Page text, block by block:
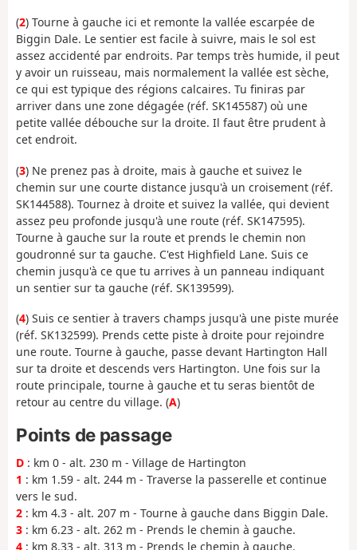
(2) Tourne à gauche ici et remonte la vallée escarpée de
Biggin Dale. Le sentier est facile à suivre, mais le sol est
assez accidenté par endroits. Par temps très humide, il peut
y avoir un ruisseau, mais normalement la vallée est sèche,
ce qui est typique des régions calcaires. Tu finiras par
arriver dans une zone dégagée (réf. SK145587) où une
petite vallée débouche sur la droite. Il faut être prudent à
cet endroit.
(3) Ne prenez pas à droite, mais à gauche et suivez le
chemin sur une courte distance jusqu'à un croisement (réf.
SK144588). Tournez à droite et suivez la vallée, qui devient
assez peu profonde jusqu'à une route (réf. SK147595).
Tourne à gauche sur la route et prends le chemin non
goudronné sur ta gauche. C'est Highfield Lane. Suis ce
chemin jusqu'à ce que tu arrives à un panneau indiquant
un sentier sur ta gauche (réf. SK139599).
(4) Suis ce sentier à travers champs jusqu'à une piste murée
(réf. SK132599). Prends cette piste à droite pour rejoindre
une route. Tourne à gauche, passe devant Hartington Hall
sur ta droite et descends vers Hartington. Une fois sur la
route principale, tourne à gauche et tu seras bientôt de
retour au centre du village. (A)
Points de passage
D : km 0 - alt. 230 m - Village de Hartington
1 : km 1.59 - alt. 244 m - Traverse la passerelle et continue
vers le sud.
2 : km 4.3 - alt. 207 m - Tourne à gauche dans Biggin Dale.
3 : km 6.23 - alt. 262 m - Prends le chemin à gauche.
4 : km 8.33 - alt. 313 m - Prends le chemin à gauche.